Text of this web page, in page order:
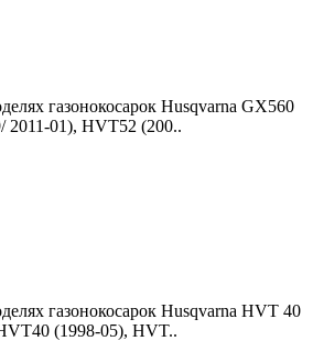
газонокосарок Husqvarna GX560
2011-01), HVT52 (200..
газонокосарок Husqvarna HVT 40
(1998-05), HVT..